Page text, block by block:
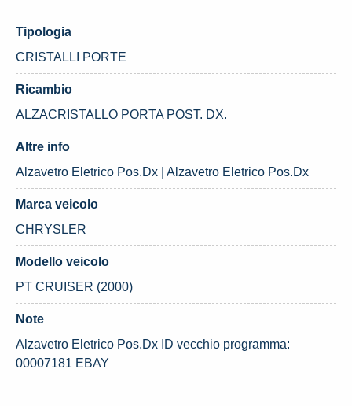
Tipologia
CRISTALLI PORTE
Ricambio
ALZACRISTALLO PORTA POST. DX.
Altre info
Alzavetro Eletrico Pos.Dx | Alzavetro Eletrico Pos.Dx
Marca veicolo
CHRYSLER
Modello veicolo
PT CRUISER (2000)
Note
Alzavetro Eletrico Pos.Dx ID vecchio programma:
00007181 EBAY